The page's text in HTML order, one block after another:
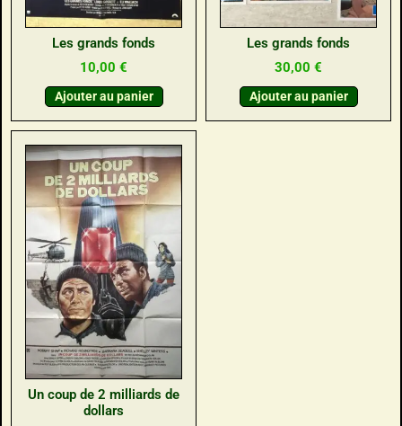
Les grands fonds
10,00 €
Ajouter au panier
Les grands fonds
30,00 €
Ajouter au panier
Un coup de 2 milliards de
dollars